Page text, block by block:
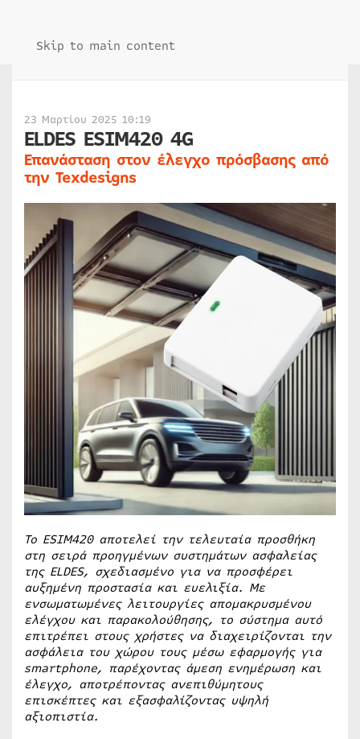
Skip to main content
23 Μαρτίου 2025 10:19
ELDES ESIM420 4G
Επανάσταση στον έλεγχο πρόσβασης από
την Texdesigns
Το ESIM420 αποτελεί την τελευταία προσθήκη
στη σειρά προηγμένων συστημάτων ασφαλείας
της ELDES, σχεδιασμένο για να προσφέρει
αυξημένη προστασία και ευελιξία. Με
ενσωματωμένες λειτουργίες απομακρυσμένου
ελέγχου και παρακολούθησης, το σύστημα αυτό
επιτρέπει στους χρήστες να διαχειρίζονται την
ασφάλεια του χώρου τους μέσω εφαρμογής για
smartphone, παρέχοντας άμεση ενημέρωση και
έλεγχο, αποτρέποντας ανεπιθύμητους
επισκέπτες και εξασφαλίζοντας υψηλή
αξιοπιστία.